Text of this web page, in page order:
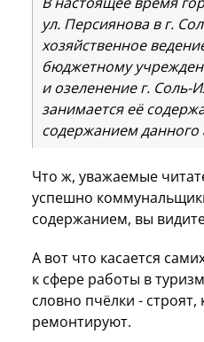
ул. Персиянова в г.
хозяйственное
бюджетному
и озеленение г. Соль-
занимается её
содержанием данного
Что ж, уважаемые
успешно
содержанием, вы
А вот что касается
к сфере работы в
словно пчёлки - строят,
ремонтируют.